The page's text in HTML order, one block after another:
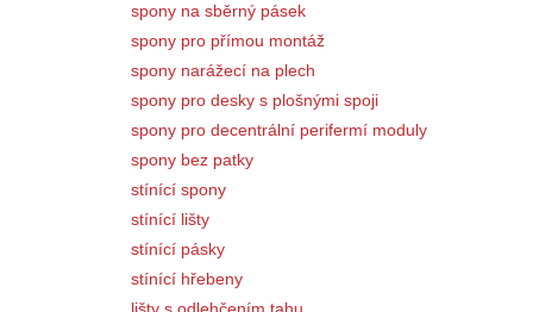
spony na sběrný pásek
spony pro přímou montáž
spony narážecí na plech
spony pro desky s plošnými spoji
spony pro decentrální perifermí moduly
spony bez patky
stínící spony
stínící lišty
stínící pásky
stínící hřebeny
lišty s odlehčením tahu